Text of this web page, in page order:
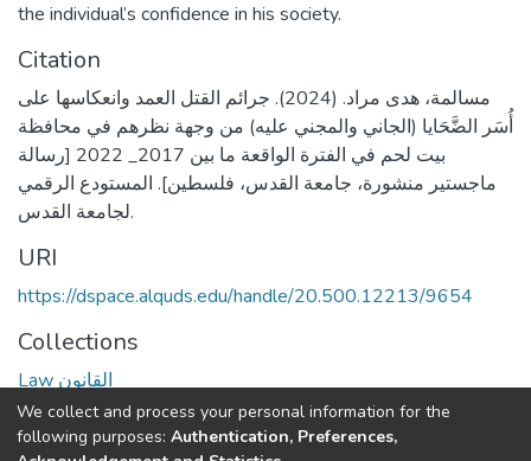
the individual’s confidence in his society.
Citation
مسالمة، هدى مراد. (2024). جرائم القتل العمد وانعكاسها على
أُسَر الضَّحَايا (الجاني والمجني عليه) من وجهة نظرهم في محافظة
بيت لحم في الفترة الواقعة ما بين 2017_ 2022 [رسالة
ماجستير منشورة، جامعة القدس، فلسطين]. المستودع الرقمي
لجامعة القدس.
URI
https://dspace.alquds.edu/handle/20.500.12213/9654
Collections
Law القانون
Full item page
We collect and process your personal information for the
following purposes: Authentication, Preferences,